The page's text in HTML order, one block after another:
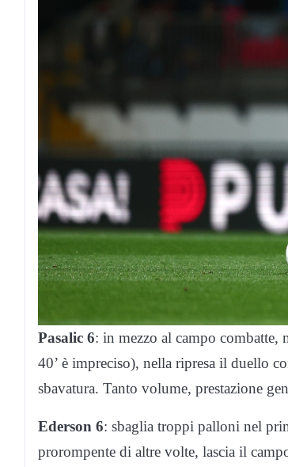
Pasalic 6: in mezzo al campo
40’ è impreciso), nella ripresa il duello
sbavatura. Tanto volume, prestazione
Ederson 6: sbaglia troppi palloni nel
prorompente di altre volte, lascia il